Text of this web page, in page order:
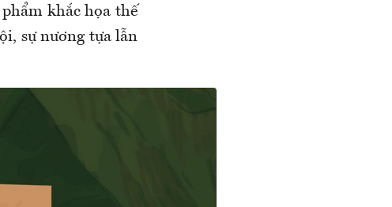
khắc họa thế
sự nương tựa lẫn